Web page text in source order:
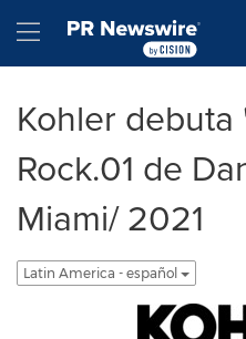
Hamburger menu
Kohler
Rock.01 de
Miami/ 2021
Latin America - español